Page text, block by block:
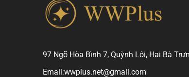
97 Ngõ Hòa Bình 7, Quỳnh Lôi, Hai Bà
Email:wwplus.net@gmail.com